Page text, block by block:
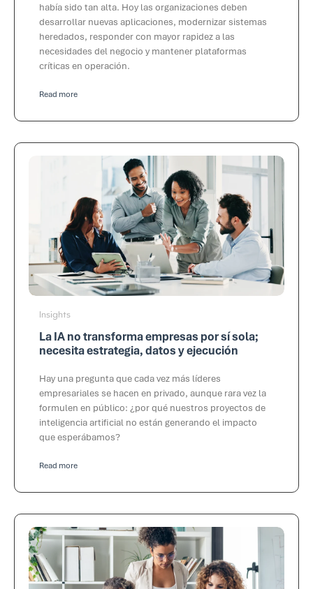
había sido tan alta. Hoy las organizaciones deben
desarrollar nuevas aplicaciones, modernizar sistemas
heredados, responder con mayor rapidez a las
necesidades del negocio y mantener plataformas
críticas en operación.
Read more
Insights
La IA no transforma empresas por sí sola;
necesita estrategia, datos y ejecución
Hay una pregunta que cada vez más líderes
empresariales se hacen en privado, aunque rara vez la
formulen en público: ¿por qué nuestros proyectos de
inteligencia artificial no están generando el impacto
que esperábamos?
Read more